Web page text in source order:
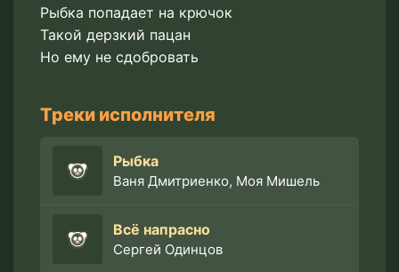
Рыбка попадает на крючок
Такой дерзкий пацан
Но ему не сдобровать
Треки исполнителя
Рыбка
Ваня Дмитриенко, Моя Мишель
Всё напрасно
Cергей Одинцов